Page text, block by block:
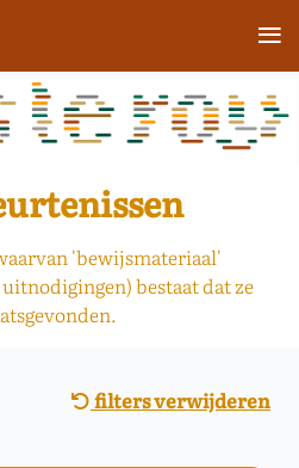
'bewijsmateriaal'
bestaat dat ze
filters verwijderen
≡